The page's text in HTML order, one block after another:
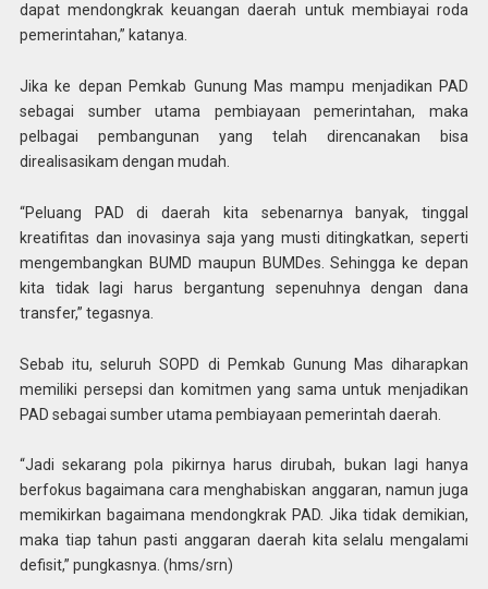
dapat mendongkrak keuangan daerah untuk membiayai roda
pemerintahan,” katanya.
Jika ke depan Pemkab Gunung Mas mampu menjadikan PAD
sebagai sumber utama pembiayaan pemerintahan, maka
pelbagai pembangunan yang telah direncanakan bisa
direalisasikam dengan mudah.
“Peluang PAD di daerah kita sebenarnya banyak, tinggal
kreatifitas dan inovasinya saja yang musti ditingkatkan, seperti
mengembangkan BUMD maupun BUMDes. Sehingga ke depan
kita tidak lagi harus bergantung sepenuhnya dengan dana
transfer,” tegasnya.
Sebab itu, seluruh SOPD di Pemkab Gunung Mas diharapkan
memiliki persepsi dan komitmen yang sama untuk menjadikan
PAD sebagai sumber utama pembiayaan pemerintah daerah.
“Jadi sekarang pola pikirnya harus dirubah, bukan lagi hanya
berfokus bagaimana cara menghabiskan anggaran, namun juga
memikirkan bagaimana mendongkrak PAD. Jika tidak demikian,
maka tiap tahun pasti anggaran daerah kita selalu mengalami
defisit,” pungkasnya. (hms/srn)